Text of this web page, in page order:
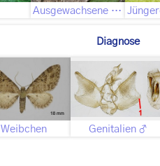
Ausgewachsene Raupe
Diagnose
Weibchen Genitalien ♂